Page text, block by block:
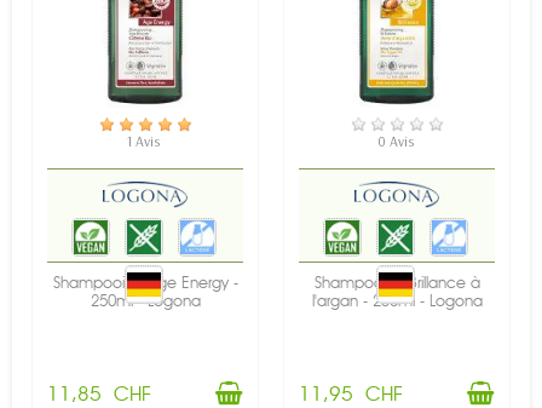
EN STOCK
1 Avis
Shampooing Age Energy -
250ml - Logona
11,85 CHF
EN STOCK
0 Avis
Shampooing Brillance à
l'argan - 250ml - Logona
11,95 CHF